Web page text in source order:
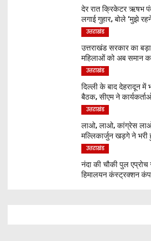
देर रात क्रिकेटर ऋषभ
लगाई गुहार, बोले ‘मुझे
नहीं मिल रही’
उत्तराखंड
उत्तराखंड सरकार का
महिलाओं को अब समान
वेतन
उत्तराखंड
दिल्ली के बाद देहरादून में
बैठक, सीएम ने
उत्तराखंड
लाओ, लाओ, कांग्रेस लाओ,
मल्लिकार्जुन खड़गे ने भरी
कुछ कहा
उत्तराखंड
नंदा की चौकी पुल एप्रोच
हिमालयन कंस्ट्रक्शन